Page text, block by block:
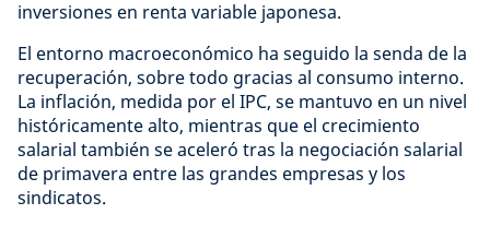
inversiones en renta variable japonesa.
El entorno macroeconómico ha seguido la senda de la
recuperación, sobre todo gracias al consumo interno.
La inflación, medida por el IPC, se mantuvo en un nivel
históricamente alto, mientras que el crecimiento
salarial también se aceleró tras la negociación salarial
de primavera entre las grandes empresas y los
sindicatos.